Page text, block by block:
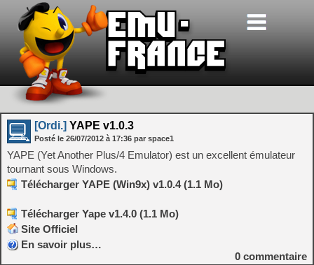
[Ordi.] YAPE v1.0.3
Posté le 26/07/2012 à 17:36 par space1
YAPE (Yet Another Plus/4 Emulator) est un excellent émulateur
tournant sous Windows.
Télécharger YAPE (Win9x) v1.0.4 (1.1 Mo)
Télécharger Yape v1.4.0 (1.1 Mo)
Site Officiel
En savoir plus…
0 commentaire